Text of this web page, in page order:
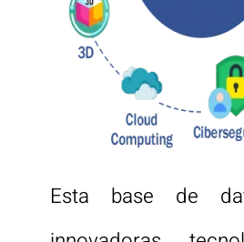
Esta base de